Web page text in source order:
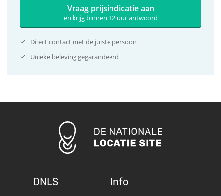
Vraag prijsindicatie aan
en krijg binnen 12 uur antwoord
Direct contact met de juiste persoon
Unieke beleving gegarandeerd
DNLS Info